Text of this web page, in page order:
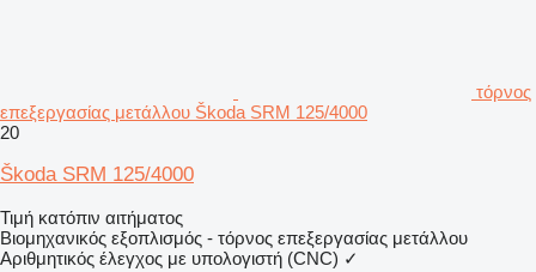
τόρνος
επεξεργασίας μετάλλου Škoda SRM 125/4000
20
Škoda SRM 125/4000
Τιμή κατόπιν αιτήματος
Βιομηχανικός εξοπλισμός - τόρνος επεξεργασίας μετάλλου
Αριθμητικός έλεγχος με υπολογιστή (CNC) ✓